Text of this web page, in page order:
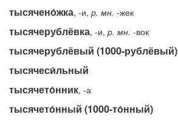
тысячено́жка, -и, р. мн. -жек
тысячерублёвка, -и, р. мн. -вок
тысячерублёвый (1000-рублёвый)
тысячеси́льный
тысячето́нник, -а
тысячето́нный (1000-то́нный)